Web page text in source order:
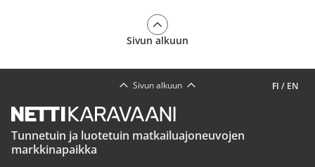
Sivun alkuun
FI / EN
Sivun alkuun
Tunnetuin ja luotetuin matkailuajoneuvojen
markkinapaikka